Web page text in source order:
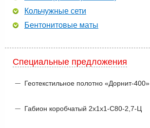
Кольчужные сети
Бентонитовые маты
Специальные предложения
Геотекстильное полотно «Дорнит-400»
Габион коробчатый 2х1х1-С80-2,7-Ц